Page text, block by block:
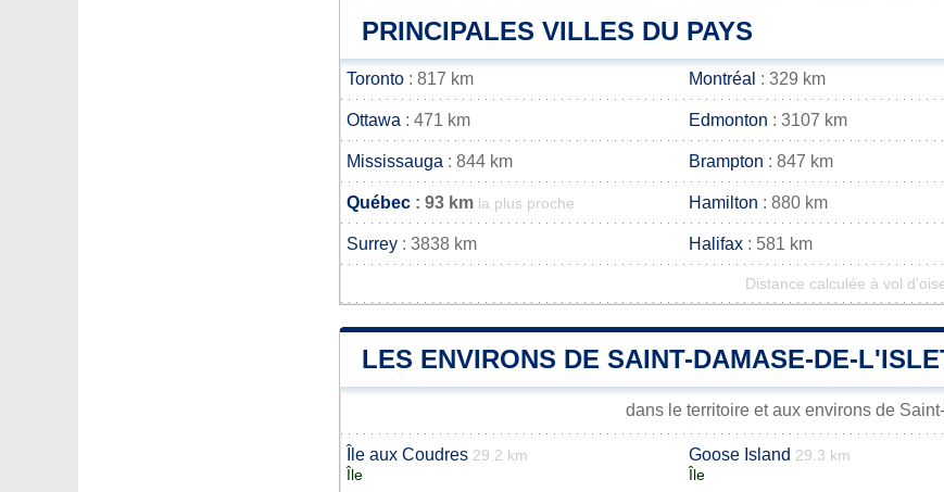
PRINCIPALES VILLES DU PAYS
Toronto : 817 km Montréal : 329 km
Ottawa : 471 km Edmonton : 3107 km
Mississauga : 844 km Brampton : 847 km
Québec : 93 km la plus proche Hamilton : 880 km
Surrey : 3838 km Halifax : 581 km
Distance calculée à vol
LES ENVIRONS DE SAINT-DAMASE-DE-
dans le territoire et aux environs de
Île aux Coudres 29.2 km
Île
Goose Island 29.3 km
Île